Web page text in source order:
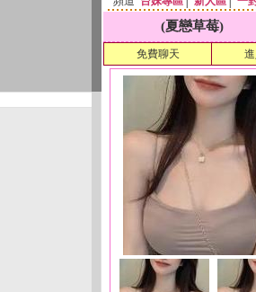
(夏戀草莓)
免費聊天